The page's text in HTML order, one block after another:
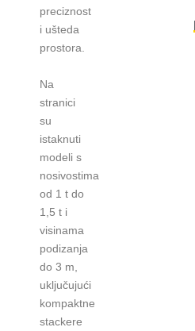
preciznost
i ušteda
prostora.
Na
stranici
su
istaknuti
modeli s
nosivostima
od 1 t do
1,5 t i
visinama
podizanja
do 3 m,
uključujući
kompaktne
stackere